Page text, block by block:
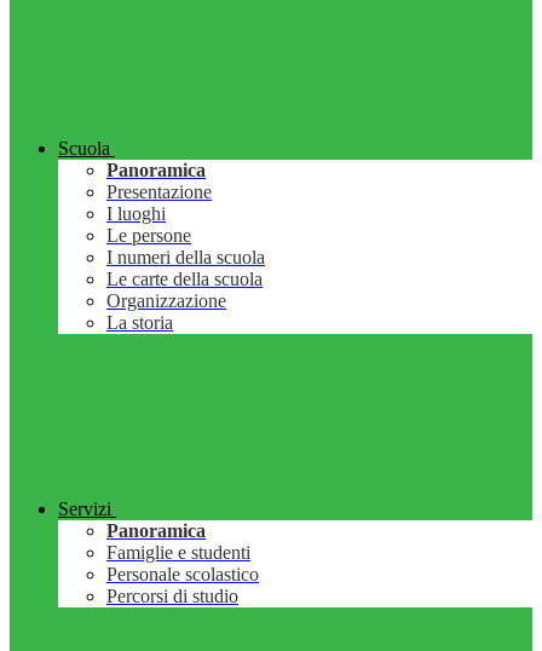
Scuola
Panoramica
Presentazione
I luoghi
Le persone
I numeri della scuola
Le carte della scuola
Organizzazione
La storia
Servizi
Panoramica
Famiglie e studenti
Personale scolastico
Percorsi di studio